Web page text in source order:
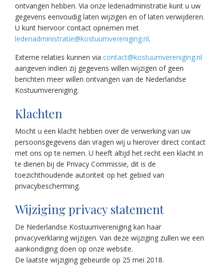
ontvangen hebben. Via onze ledenadministratie kunt u uw
gegevens eenvoudig laten wijzigen en of laten verwijderen.
U kunt hiervoor contact opnemen met
ledenadministratie@kostuumvereniging.nl.
Externe relaties kunnen via contact@kostuumvereniging.nl
aangeven indien zij gegevens willen wijzigen of geen
berichten meer willen ontvangen van de Nederlandse
Kostuumvereniging.
Klachten
Mocht u een klacht hebben over de verwerking van uw
persoonsgegevens dan vragen wij u hierover direct contact
met ons op te nemen. U heeft altijd het recht een klacht in
te dienen bij de Privacy Commissie, dit is de
toezichthoudende autoriteit op het gebied van
privacybescherming.
Wijziging privacy statement
De Nederlandse Kostuumvereniging kan haar
privacyverklaring wijzigen. Van deze wijziging zullen we een
aankondiging doen op onze website.
De laatste wijziging gebeurde op 25 mei 2018.